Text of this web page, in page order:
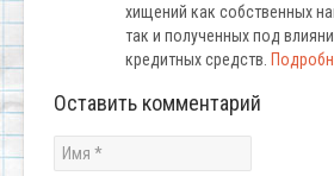
хищений как собственных
так и полученных под
кредитных средств.
Оставить комментарий